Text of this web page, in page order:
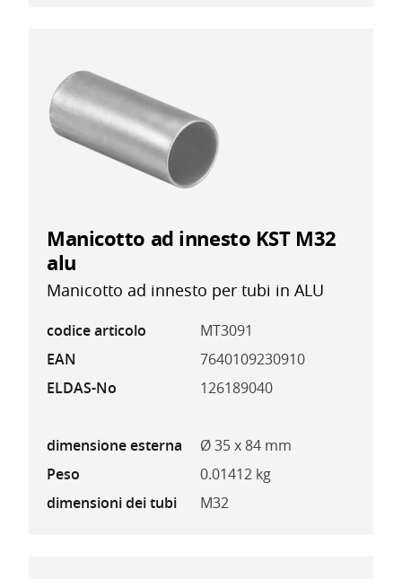
Manicotto ad innesto KST M32
alu
Manicotto ad innesto per tubi in ALU
codice articolo
MT3091
EAN
7640109230910
ELDAS-No
126189040
dimensione esterna
Ø 35 x 84 mm
Peso
0.01412 kg
dimensioni dei tubi
M32